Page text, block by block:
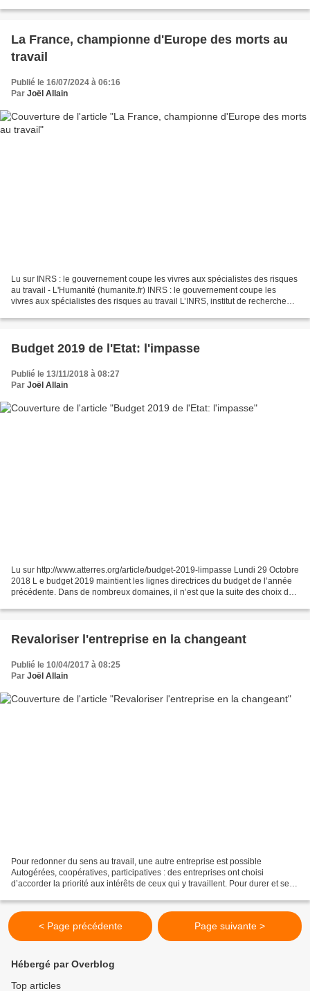
La France, championne d'Europe des morts au
travail
Publié le 16/07/2024 à 06:16
Par Joël Allain
Lu sur INRS : le gouvernement coupe les vivres aux spécialistes des risques
au travail - L'Humanité (humanite.fr) INRS : le gouvernement coupe les
vivres aux spécialistes des risques au travail L’INRS, institut de recherche
Budget 2019 de l'Etat: l'impasse
Publié le 13/11/2018 à 08:27
Par Joël Allain
Lu sur http://www.atterres.org/article/budget-2019-limpasse Lundi 29 Octobre
2018 L e budget 2019 maintient les lignes directrices du budget de l’année
précédente. Dans de nombreux domaines, il n’est que la suite des choix de
Revaloriser l'entreprise en la changeant
Publié le 10/04/2017 à 08:25
Par Joël Allain
Pour redonner du sens au travail, une autre entreprise est possible
Autogérées, coopératives, participatives : des entreprises ont choisi
d’accorder la priorité aux intérêts de ceux qui y travaillent. Pour durer et se
< Page précédente Page suivante >
Hébergé par Overblog
Top articles